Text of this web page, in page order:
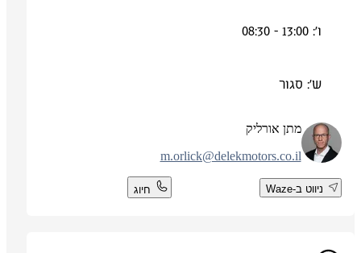
ש': סגור
מתן אורליק
m.orlick@delekmotors.co.il
ניווט ב-Waze חיוג